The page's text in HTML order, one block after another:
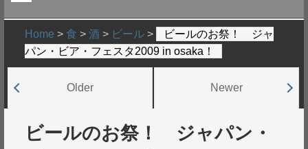
Home >食 >酒 > ビール >
ビールのお祭！ ジャ
パン・ビア・フェスタ2009 in osaka！
Older Newer
ビールのお祭！ ジャパン・